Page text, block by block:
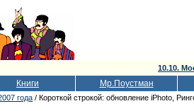
10.10.
Книги Мр.Поустман
года / Короткой строкой: обновление iPhoto,